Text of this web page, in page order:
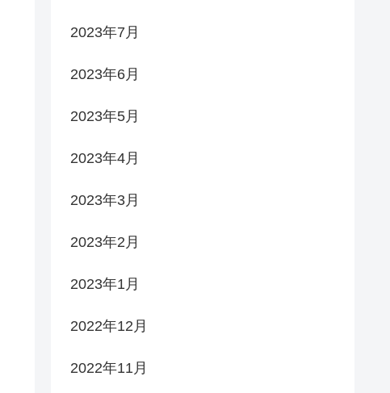
2023年7月
2023年6月
2023年5月
2023年4月
2023年3月
2023年2月
2023年1月
2022年12月
2022年11月